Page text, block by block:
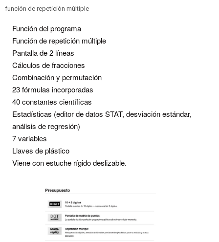
función de repetición múltiple
Función del programa
Función de repetición múltiple
Pantalla de 2 líneas
Cálculos de fracciones
Combinación y permutación
23 fórmulas incorporadas
40 constantes científicas
Estadísticas (editor de datos STAT, desviación estándar,
análisis de regresión)
7 variables
Llaves de plástico
Viene con estuche rígido deslizable.